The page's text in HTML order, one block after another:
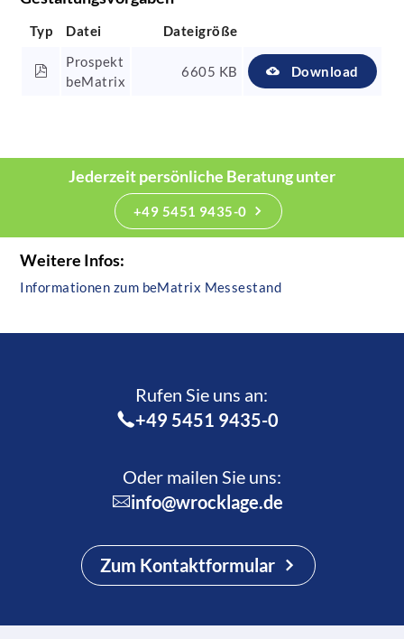
Typ Datei
Dateigröße
Prospekt
beMatrix
6605 KB Download
Jederzeit persönliche Beratung unter
+49 5451 9435-0
Weitere Infos:
Informationen zum beMatrix Messestand
Rufen Sie uns an:­
+49 5451 9435-0
Oder mailen Sie uns:
info@wrocklage.de
Zum Kontaktformular